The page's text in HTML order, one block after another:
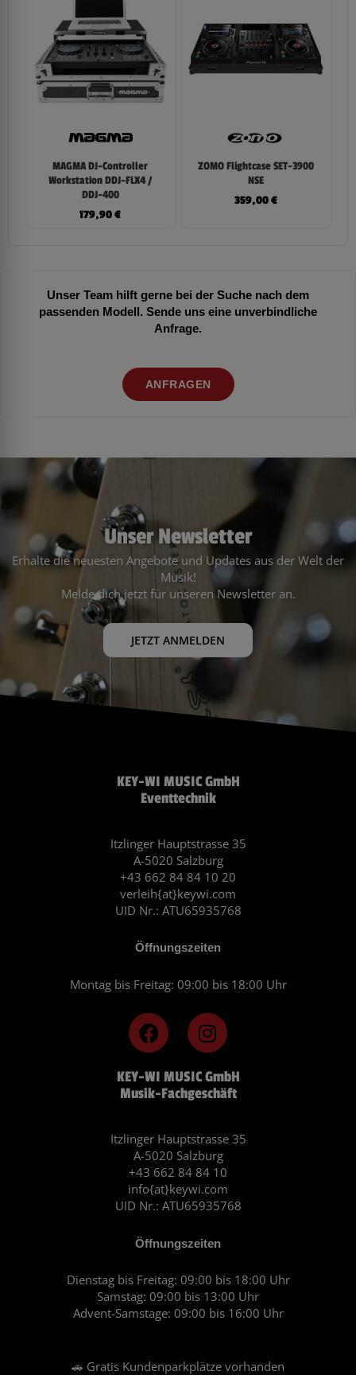
MAGMA DJ-Controller
Workstation DDJ-FLX4 /
DDJ-400
179,90€
ZOMO Flightcase SET-3900
NSE
359,00€
Unser Team hilft gerne bei der Suche nach dem
passenden Modell. Sende uns eine unverbindliche
Anfrage.
ANFRAGEN
Unser Newsletter
Erhalte die neuesten Angebote und Updates aus der Welt der
Musik!
Melde dich jetzt für unseren Newsletter an.
JETZT ANMELDEN
KEY-WI MUSIC GmbH
Musik-Fachgeschäft
Itzlinger Hauptstrasse 35
A-5020 Salzburg
+43 662 84 84 10
info{at}keywi.com
UID Nr.: ATU65935768
Öffnungszeiten
Dienstag bis Freitag: 09:00 bis 18:00 Uhr
Samstag: 09:00 bis 13:00 Uhr
Advent-Samstage: 09:00 bis 16:00 Uhr
🚗 Gratis Kundenparkplätze vorhanden
F
a
c
e
b
o
k
I
n
s
t
a
r
a
m
KEY-WI MUSIC GmbH
Eventtechnik
Itzlinger Hauptstrasse 35
A-5020 Salzburg
+43 662 84 84 10 20
verleih{at}keywi.com
UID Nr.: ATU65935768
Öffnungszeiten
Montag bis Freitag: 09:00 bis 18:00 Uhr